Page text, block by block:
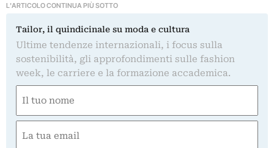
L'ARTICOLO CONTINUA PIÙ SOTTO
Tailor, il quindicinale su moda e cultura
Ultime tendenze internazionali, i focus sulla
sostenibilità, gli approfondimenti sulle fashion
week, le carriere e la formazione accademica.
(Required)
First
(Required)